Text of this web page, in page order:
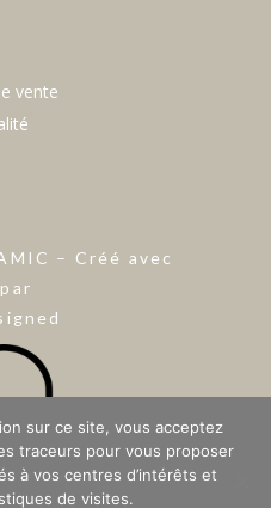
vente
– Créé avec
sur ce site, vous acceptez
traceurs pour vous proposer
à vos centres d’intérêts et
de visites.